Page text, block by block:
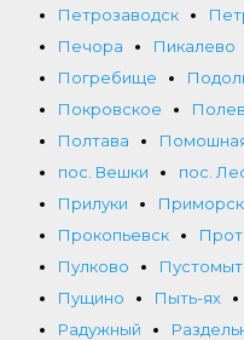
Петрозаводск
Печора
Пикалево
Погребище
Покровское
Полтава
пос. Вешки
пос.
Прилуки
Приморск
Прокопьевск
Пулково
Пущино
Пыть-ях
Радужный